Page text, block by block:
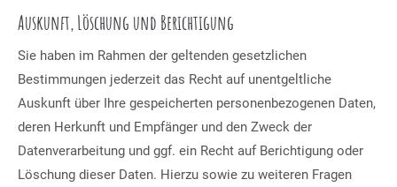
Auskunft, Löschung und Berichtigung
Sie haben im Rahmen der geltenden gesetzlichen
Bestimmungen jederzeit das Recht auf unentgeltliche
Auskunft über Ihre gespeicherten personenbezogenen Daten,
deren Herkunft und Empfänger und den Zweck der
Datenverarbeitung und ggf. ein Recht auf Berichtigung oder
Löschung dieser Daten. Hierzu sowie zu weiteren Fragen